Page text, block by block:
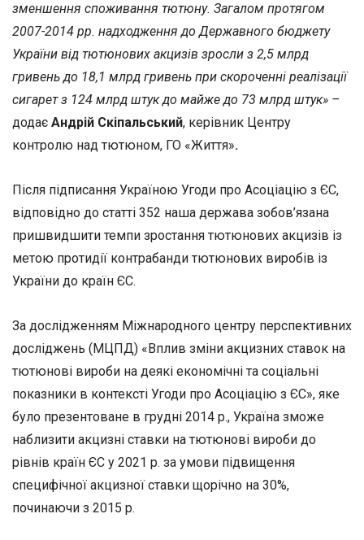
зменшення споживання тютюну. Загалом протягом
2007-2014 рр. надходження до Державного бюджету
України від тютюнових акцизів зросли з 2,5 млрд
гривень до 18,1 млрд гривень при скороченні реалізації
сигарет з 124 млрд штук до майже до 73 млрд штук» –
додає Андрій Скіпальський, керівник Центру
контролю над тютюном, ГО «Життя».
Після підписання Україною Угоди про Асоціацію з ЄС,
відповідно до статті 352 наша держава зобов’язана
пришвидшити темпи зростання тютюнових акцизів із
метою протидії контрабанди тютюнових виробів із
України до країн ЄС.
За дослідженням Міжнародного центру перспективних
досліджень (МЦПД) «Вплив зміни акцизних ставок на
тютюнові вироби на деякі економічні та соціальні
показники в контексті Угоди про Асоціацію з ЄС», яке
було презентоване в грудні 2014 р., Україна зможе
наблизити акцизні ставки на тютюнові вироби до
рівнів країн ЄС у 2021 р. за умови підвищення
специфічної акцизної ставки щорічно на 30%,
починаючи з 2015 р.